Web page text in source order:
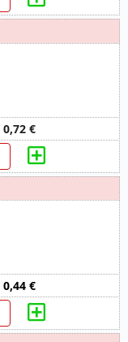
0,72 €
0,44 €